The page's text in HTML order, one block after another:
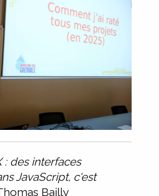
: des interfaces
JavaScript, c'est
Bailly